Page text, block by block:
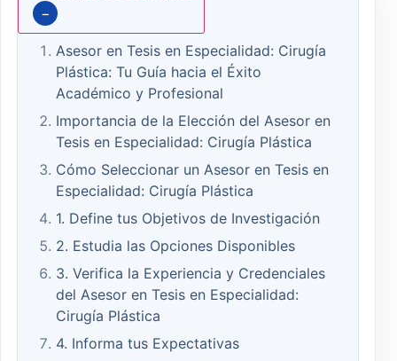
−
Asesor en Tesis en Especialidad: Cirugía
Plástica: Tu Guía hacia el Éxito
Académico y Profesional
Importancia de la Elección del Asesor en
Tesis en Especialidad: Cirugía Plástica
Cómo Seleccionar un Asesor en Tesis en
Especialidad: Cirugía Plástica
1. Define tus Objetivos de Investigación
2. Estudia las Opciones Disponibles
3. Verifica la Experiencia y Credenciales
del Asesor en Tesis en Especialidad:
Cirugía Plástica
4. Informa tus Expectativas